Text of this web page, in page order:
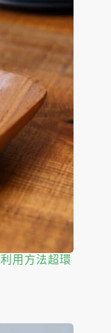
用方法超環